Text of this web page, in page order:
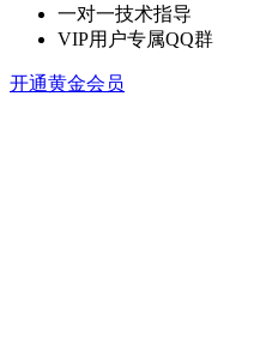
一对一技术指导
VIP用户专属QQ群
开通黄金会员